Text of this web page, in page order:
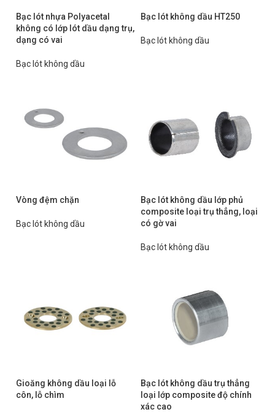
Bạc lót nhựa Polyacetal
không có lớp lót dầu dạng trụ,
dạng có vai
Bạc lót không dầu
Bạc lót không dầu HT250
Bạc lót không dầu
Vòng đệm chặn
Bạc lót không dầu
Bạc lót không dầu lớp phủ
composite loại trụ thẳng, loại
có gờ vai
Bạc lót không dầu
Gioăng không dầu loại lỗ
côn, lỗ chìm
Bạc lót không dầu trụ thẳng
loại lớp composite độ chính
xác cao